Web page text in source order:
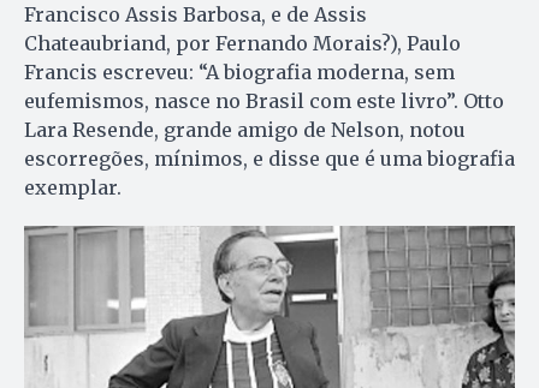
Francisco Assis Barbosa, e de Assis
Chateaubriand, por Fernando Morais?), Paulo
Francis escreveu: “A biografia moderna, sem
eufemismos, nasce no Brasil com este livro”. Otto
Lara Resende, grande amigo de Nelson, notou
escorregões, mínimos, e disse que é uma biografia
exemplar.